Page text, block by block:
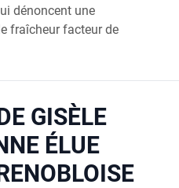
dénoncent une
fraîcheur facteur de
GISÈLE
ÉLUE